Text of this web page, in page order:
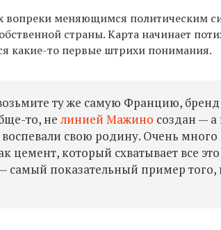
вопреки меняющимся политическим
страны. Карта начинает
какие-то первые штрихи понимания.
ту же самую Францию,
то, нелинией Мажино создан —
свою родину. Очень
цемент, который схватывает все
самый показательный пример того,